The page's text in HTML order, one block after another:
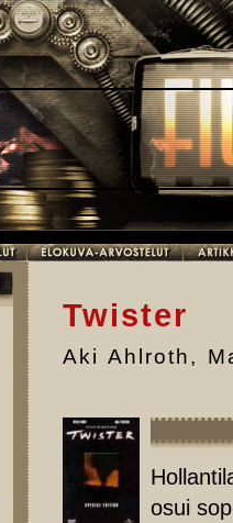
Twister
Aki Ahlroth,
osui